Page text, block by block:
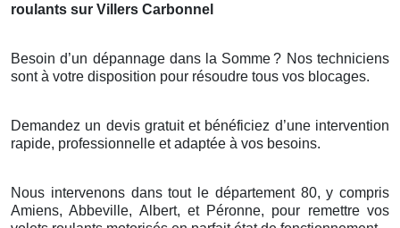
roulants sur Villers Carbonnel
Besoin d’un dépannage dans la Somme ? Nos techniciens
sontà votre disposition pour résoudre tous vos blocages.
Demandez un devis gratuit et bénéficiez d’une intervention
rapide, professionnelle et adaptée à vos besoins.
Nous intervenons dans tout le département 80, y compris
Amiens, Abbeville, Albert, et Péronne, pour remettre vos